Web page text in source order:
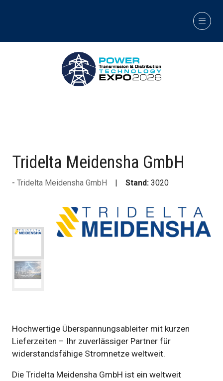
Tridelta Meidensha GmbH
Tridelta Meidensha GmbH Stand: 3020
Hochwertige Überspannungsableiter mit kurzen
Lieferzeiten – Ihr zuverlässiger Partner für
widerstandsfähige Stromnetze weltweit.
Die Tridelta Meidensha GmbH ist ein weltweit